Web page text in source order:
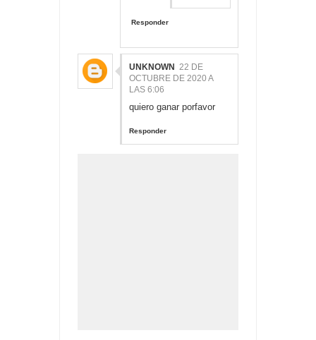
Responder
UNKNOWN 22 DE
OCTUBRE DE 2020 A
LAS 6:06
quiero ganar porfavor
Responder